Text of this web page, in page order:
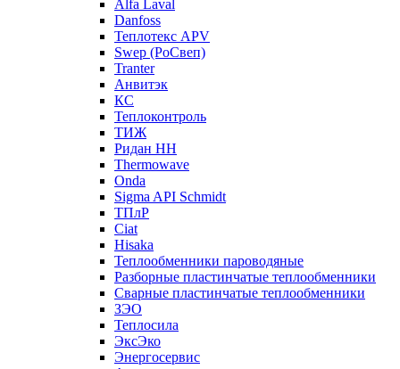
Alfa Laval
Danfoss
Теплотекс APV
Swep (РоСвеп)
Tranter
Анвитэк
КС
Теплоконтроль
ТИЖ
Ридан НН
Thermowave
Onda
Sigma API Schmidt
ТПлР
Ciat
Hisaka
Теплообменники пароводяные
Разборные пластинчатые теплообменники
Сварные пластинчатые теплообменники
ЗЭО
Теплосила
ЭксЭко
Энергосервис